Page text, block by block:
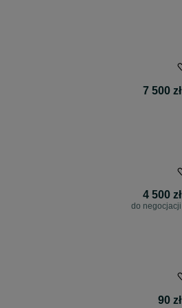
7 500 zł
4 500 zł
do negocjacji
90 zł